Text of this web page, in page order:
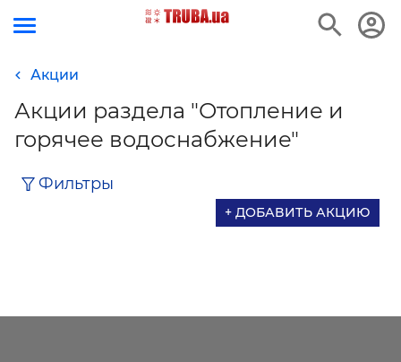
Акции
Акции раздела "Отопление и
горячее водоснабжение"
Фильтры
+ ДОБАВИТЬ АКЦИЮ